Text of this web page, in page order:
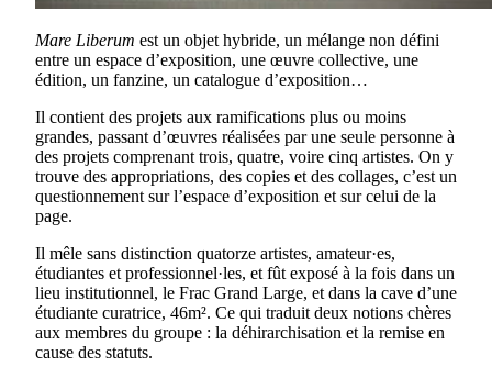
Mare Liberum est un objet hybride, un mélange non défini
entre un espace d’exposition, une œuvre collective, une
édition, un fanzine, un catalogue d’exposition…
Il contient des projets aux ramifications plus ou moins
grandes, passant d’œuvres réalisées par une seule personne à
des projets comprenant trois, quatre, voire cinq artistes. On y
trouve des appropriations, des copies et des collages, c’est un
questionnement sur l’espace d’exposition et sur celui de la
page.
Il mêle sans distinction quatorze artistes, amateur·es,
étudiantes et professionnel·les, et fût exposé à la fois dans un
lieu institutionnel, le Frac Grand Large, et dans la cave d’une
étudiante curatrice, 46m². Ce qui traduit deux notions chères
aux membres du groupe : la déhirarchisation et la remise en
cause des statuts.